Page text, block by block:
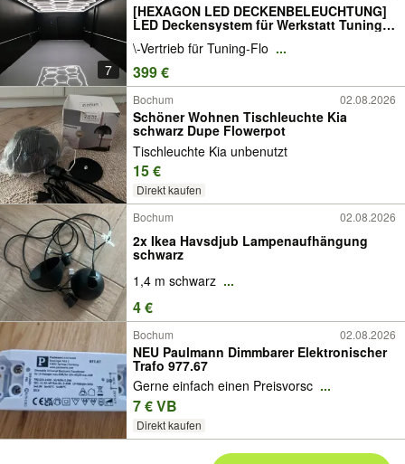
7
[HEXAGON LED DECKENBELEUCHTUNG]
LED Deckensystem für Werkstatt Tuning
Garage Hexagon LED Wabenled
Werkstattbeleuchtung
Garagenbeleuchtung helles LED
Aufbereiter Licht Detailer Showroom Panel
LED Detai
\-Vertrieb für Tuning-Flo ...
399 €
Bochum 02.08.2026
Schöner Wohnen Tischleuchte Kia
schwarz Dupe Flowerpot
Tischleuchte Kia unbenutzt
15 €
Direkt kaufen
Bochum
02.08.2026
2x Ikea Havsdjub Lampenaufhängung
schwarz
1,4 m schwarz ...
4 €
Bochum 02.08.2026
NEU Paulmann Dimmbarer Elektronischer
Trafo 977.67
Gerne einfach einen Preisvorsc ...
7 € VB
Direkt kaufen